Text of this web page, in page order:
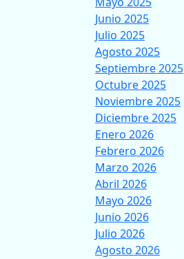
Junio 2025
Julio 2025
Agosto 2025
Septiembre 2025
Octubre 2025
Noviembre 2025
Diciembre 2025
Enero 2026
Febrero 2026
Marzo 2026
Abril 2026
Mayo 2026
Junio 2026
Julio 2026
Agosto 2026